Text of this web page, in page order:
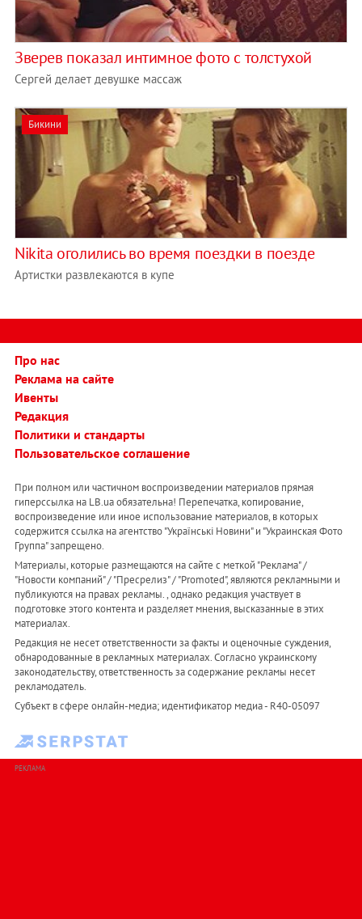
Зверев показал интимное фото с толстухой
Сергей делает девушке массаж
Бикини
Nikita оголились во время поездки в поезде
Артистки развлекаются в купе
Про нас
Реклама на сайте
Ивенты
Редакция
Политики и стандарты
Пользовательское соглашение
При полном или частичном воспроизведении материалов прямая
гиперссылка на LB.ua обязательна! Перепечатка, копирование,
воспроизведение или иное использование материалов, в которых
содержится ссылка на агентство "Українськi Новини" и "Украинская Фото
Группа" запрещено.
Материалы, которые размещаются на сайте с меткой "Реклама" /
"Новости компаний" / "Пресрелиз" / "Promoted", являются рекламными и
публикуются на правах рекламы. , однако редакция участвует в
подготовке этого контента и разделяет мнения, высказанные в этих
материалах.
Редакция не несет ответственности за факты и оценочные суждения,
обнародованные в рекламных материалах. Согласно украинскому
законодательству, ответственность за содержание рекламы несет
рекламодатель.
Субъект в сфере онлайн-медиа; идентификатор медиа - R40-05097
РЕКЛАМА